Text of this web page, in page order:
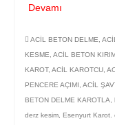
Devamı
ACİL BETON DELME
KESME ACİL BETON
KAROT, ACİL KAROTCU
PENCERE AÇIMI ACİL
BETON DELME KAROTLA
derz kesim Esenyurt Karot.